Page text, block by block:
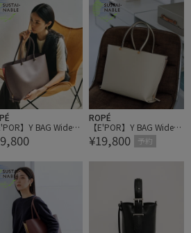
】Y BAG Wide/A
・通勤・26AW
ROPÉ
【E'POR】Y BAG Wide/A
4対応・通勤・26AW
¥19,800 予約